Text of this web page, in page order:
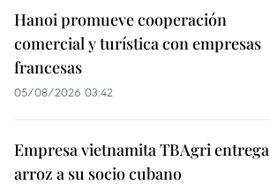
Hanoi promueve cooperación
comercial y turística con empresas
francesas
05/08/2026 03:42
Empresa vietnamita TBAgri entrega
arroz a su socio cubano